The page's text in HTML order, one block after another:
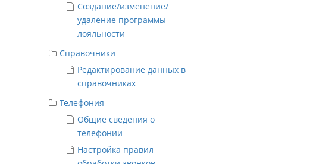
Создание/изменение/
удаление программы
лояльности
Справочники
Редактирование данных в
справочниках
Телефония
Общие сведения о
телефонии
Настройка правил